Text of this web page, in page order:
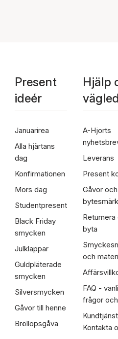
Present
ideér
Januarirea
Alla hjärtans
dag
Konfirmationen
Mors dag
Studentpresent
Black Friday
smycken
Julklappar
Guldpläterade
smycken
Silversmycken
Gåvor till henne
Bröllopsgåva
Hjälp
A-Hjorts
Leverans
Present
Gåvor och
Returnera
byta
och
FAQ -
frågor
Kontakta